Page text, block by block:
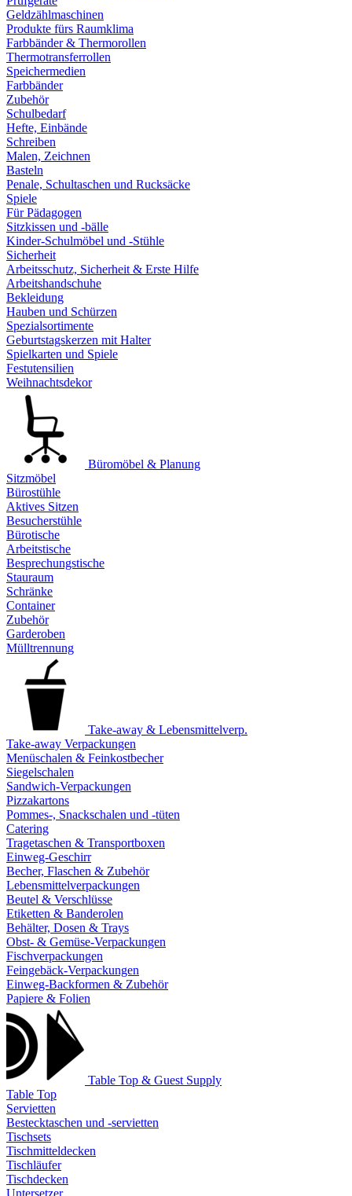
Geldzählmaschinen
Produkte fürs Raumklima
Farbbänder & Thermorollen
Thermotransferrollen
Speichermedien
Farbbänder
Zubehör
Schulbedarf
Hefte, Einbände
Schreiben
Malen, Zeichnen
Basteln
Penale, Schultaschen und Rucksäcke
Spiele
Für Pädagogen
Sitzkissen und -bälle
Kinder-Schulmöbel und -Stühle
Sicherheit
Arbeitsschutz, Sicherheit & Erste Hilfe
Arbeitshandschuhe
Bekleidung
Hauben und Schürzen
Spezialsortimente
Geburtstagskerzen mit Halter
Spielkarten und Spiele
Festutensilien
Weihnachtsdekor
Büromöbel & Planung
Sitzmöbel
Bürostühle
Aktives Sitzen
Besucherstühle
Bürotische
Arbeitstische
Besprechungstische
Stauraum
Schränke
Container
Zubehör
Garderoben
Mülltrennung
Take-away & Lebensmittelverp.
Take-away Verpackungen
Menüschalen & Feinkostbecher
Siegelschalen
Sandwich-Verpackungen
Pizzakartons
Pommes-, Snackschalen und -tüten
Catering
Tragetaschen & Transportboxen
Einweg-Geschirr
Becher, Flaschen & Zubehör
Lebensmittelverpackungen
Beutel & Verschlüsse
Etiketten & Banderolen
Behälter, Dosen & Trays
Obst- & Gemüse-Verpackungen
Fischverpackungen
Feingebäck-Verpackungen
Einweg-Backformen & Zubehör
Papiere & Folien
Table Top & Guest Supply
Table Top
Servietten
Bestecktaschen und -servietten
Tischsets
Tischmitteldecken
Tischläufer
Tischdecken